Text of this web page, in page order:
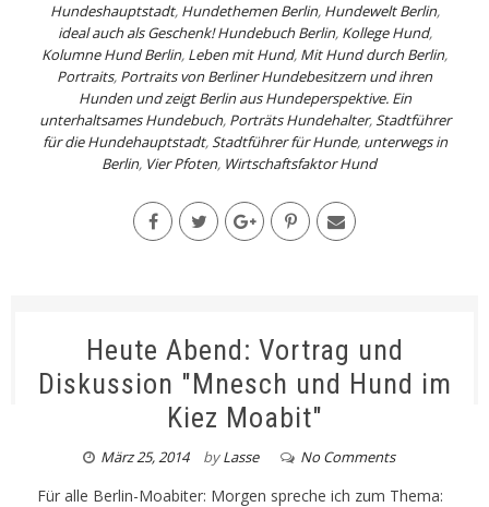
Hundeshauptstadt, Hundethemen Berlin, Hundewelt Berlin,
ideal auch als Geschenk! Hundebuch Berlin, Kollege Hund,
Kolumne Hund Berlin, Leben mit Hund, Mit Hund durch Berlin,
Portraits, Portraits von Berliner Hundebesitzern und ihren
Hunden und zeigt Berlin aus Hundeperspektive. Ein
unterhaltsames Hundebuch, Porträts Hundehalter,Stadtführer
für die Hundehauptstadt,Stadtführer für Hunde, unterwegs in
Berlin, Vier Pfoten, Wirtschaftsfaktor Hund
Heute Abend: Vortrag und
Diskussion "Mnesch und Hund im
Kiez Moabit"
März 25, 2014 byLasse No Comments
Für alle Berlin-Moabiter: Morgen spreche ich zum Thema: